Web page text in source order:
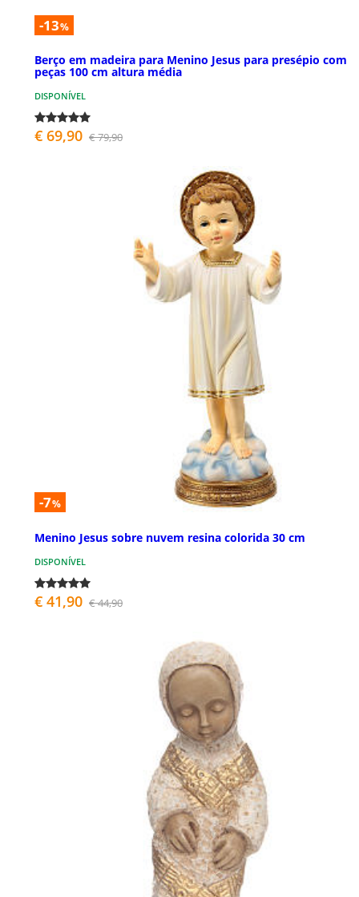
-13%
Berço em madeira para Menino Jesus para presépio com
peças 100 cm altura média
DISPONÍVEL
€ 69,90 € 79,90
-7%
Menino Jesus sobre nuvem resina colorida 30 cm
DISPONÍVEL
€ 41,90 € 44,90